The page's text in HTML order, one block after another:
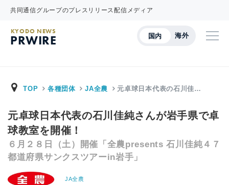
共同通信グループのプレスリリース配信メディア
国内 海外
KYODO NEWS
PRWIRE
TOP 各種団体 JA全農 元卓球日本代表の石川佳…
元卓球日本代表の石川佳純さんが岩手県で卓
球教室を開催！
６月２８日（土）開催「全農presents 石川佳純４７
都道府県サンクスツアーin岩手」
JA全農